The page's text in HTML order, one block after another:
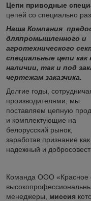
Цепи приводные
цепей со специально
Наша Компания
дляпромышленного и
агротехнического
специальные цепи как
наличии, так и под
чертежам заказчика.
Долгие годы,
производителями, мы
поставляем цепную
и комплектующие на
белорусский рынок,
заработав признание как
надежный и
Команда ООО «Красное
менеджеры, миссия